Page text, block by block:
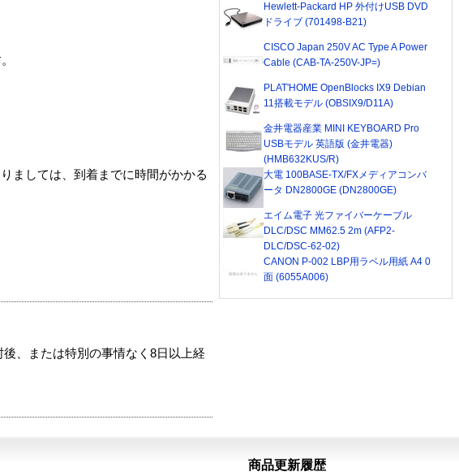
ましては、到着までに時間がかかる
、または特別の事情なく8日以上経
Hewlett-Packard HP 外付けUSB DVD
ドライブ (701498-B21)
CISCO Japan 250V AC Type A Power
Cable (CAB-TA-250V-JP=)
PLAT'HOME OpenBlocks IX9 Debian
11搭載モデル (OBSIX9/D11A)
金井電器産業 MINI KEYBOARD Pro
USBモデル 英語版 (金井電器)
(HMB632KUS/R)
大電 100BASE-TX/FXメディアコンバ
ータ DN2800GE (DN2800GE)
エイム電子 光ファイバーケーブル
DLC/DSC MM62.5 2m (AFP2-
DLC/DSC-62-02)
CANON P-002 LBP用ラベル用紙 A4 0
面 (6055A006)
商品更新履歴